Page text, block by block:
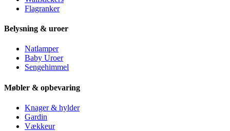
Flagranker
Belysning & uroer
Natlamper
Baby Uroer
Sengehimmel
Møbler & opbevaring
Knager & hylder
Gardin
Vækkeur